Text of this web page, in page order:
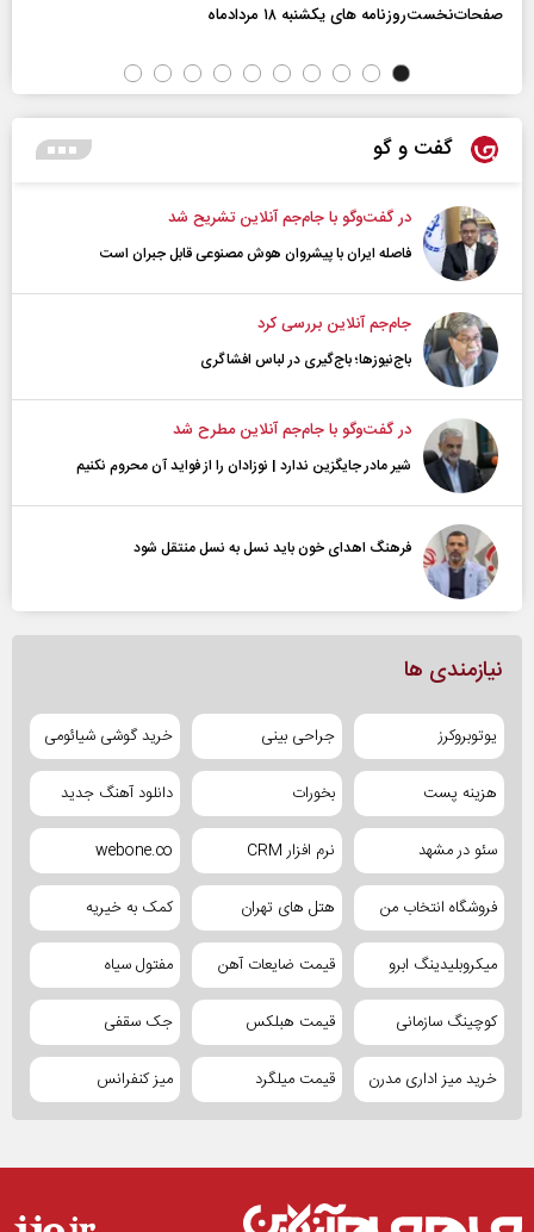
صفحات‌نخست‌روزنامه ها‌ی یکشنبه ۱۸ مردادماه
گفت و گو
در گفت‌و‌گو با جام‌جم آنلاین تشریح شد
فاصله ایران با پیشرو‌ان هوش مصنوعی قابل جبران است
جام‌جم آنلاین بررسی کرد
باج‌نیوزها؛ باج‌گیری در لباس افشاگری
در گفت‌و‌گو با جام‌جم آنلاین مطرح شد
شیر مادر جایگزین ندارد | نوزادان را از فواید آن محروم نکنیم
فرهنگ اهدای خون باید نسل به نسل منتقل شود
نیازمندی ها
یوتوبروکرز جراحی بینی خرید گوشی شیائومی
هزینه پست بخورات دانلود آهنگ جدید
سئو در مشهد نرم افزار CRM webone.co
فروشگاه انتخاب من هتل های تهران کمک به خیریه
میکروبلیدینگ ابرو قیمت ضایعات آهن مفتول سیاه
کوچینگ سازمانی قیمت هبلکس جک سقفی
خرید میز اداری مدرن قیمت میلگرد میز کنفرانس